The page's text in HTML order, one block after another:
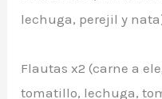
lechuga, perejil y
Flautas x2 (carne a
tomatillo, lechuga,